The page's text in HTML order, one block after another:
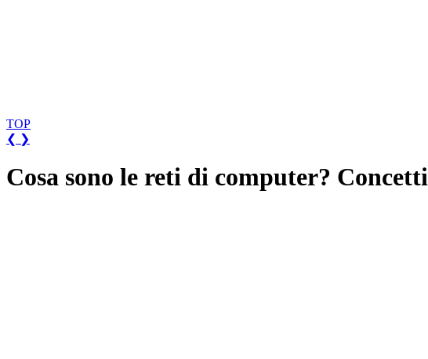
TOP
❮ ❯
Cosa sono le reti di computer?